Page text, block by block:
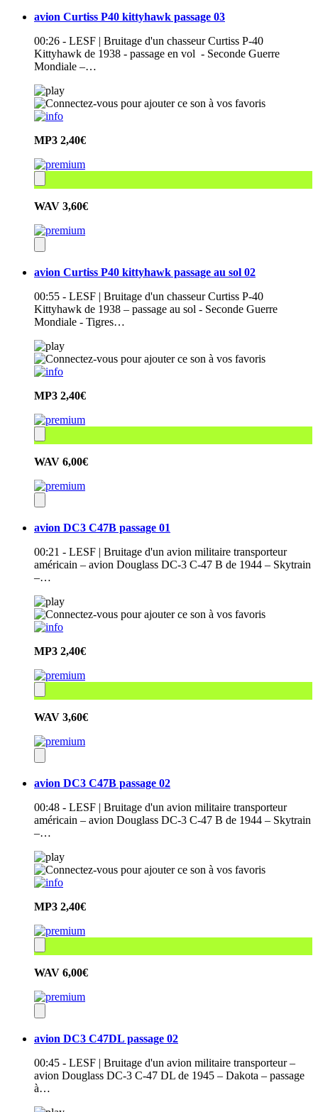
avion Curtiss P40 kittyhawk passage 03
00:26 - LESF | Bruitage d'un chasseur Curtiss P-40
Kittyhawk de 1938 - passage en vol - Seconde Guerre
Mondiale –…
MP3 2,40€
WAV 3,60€
avion Curtiss P40 kittyhawk passage au sol 02
00:55 - LESF | Bruitage d'un chasseur Curtiss P-40
Kittyhawk de 1938 – passage au sol - Seconde Guerre
Mondiale - Tigres…
MP3 2,40€
WAV 6,00€
avion DC3 C47B passage 01
00:21 - LESF | Bruitage d'un avion militaire transporteur
américain – avion Douglass DC-3 C-47 B de 1944 – Skytrain
–…
MP3 2,40€
WAV 3,60€
avion DC3 C47B passage 02
00:48 - LESF | Bruitage d'un avion militaire transporteur
américain – avion Douglass DC-3 C-47 B de 1944 – Skytrain
–…
MP3 2,40€
WAV 6,00€
avion DC3 C47DL passage 02
00:45 - LESF | Bruitage d'un avion militaire transporteur –
avion Douglass DC-3 C-47 DL de 1945 – Dakota – passage
à…